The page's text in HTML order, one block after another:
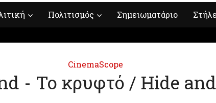
Πολιτισμός Σημειωματάριο
CinemaScope
- Το κρυφτό / Hide